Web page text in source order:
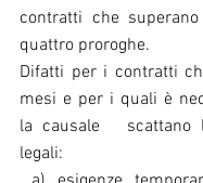
contratti che
quattro proroghe.
Difatti per i contratti
mesi e per i quali è
la causale   scattano
legali: